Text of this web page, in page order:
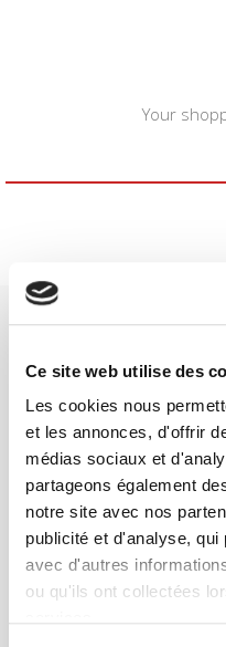
Ce site web utilise des
Les cookies nous
et les annonces, d'offrir
médias sociaux et
partageons également
notre site avec nos
publicité et d'analyse,
avec d'autres
ou qu'ils ont collectées
Your
SCIENCES PO UNIVERSITY
original research, to edit
help public and political
CONTACTS
FOREIGN RIGHTS